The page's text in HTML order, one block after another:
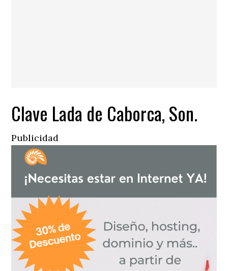
Clave Lada de Caborca, Son.
Publicidad